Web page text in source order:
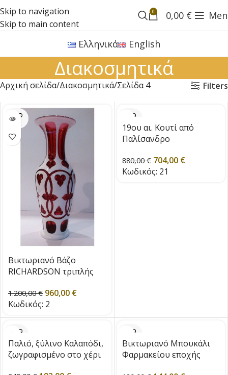
Skip to navigation
Skip to main content
0 0,00 €
Ελληνικά English
Διακοσμητικά
Αρχική σελίδα Διακοσμητικά Σελίδα 4 Filters
SOLD
OUT
Βικτωριανό Βάζο
RICHARDSON τριπλής
1.200,00€ 960,00 €
Κωδικός: 2
SOLD
19ου αι. Κουτί από
Παλίσανδρο
880,00€ 704,00 €
Κωδικός: 21
SOLD
Παλιό, ξύλινο Καλαπόδι,
ζωγραφισμένο στο χέρι
SOLD
Βικτωριανό Μπουκάλι
Φαρμακείου εποχής